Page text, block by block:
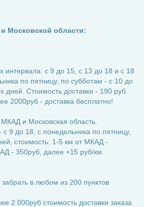
Московской области:
интервала: с 9 до 15, с 13 до 18 и с 18
по пятницу, по субботам - с 10 до
дней. Стоимость доставки - 190 руб.
2000руб - доставка бесплатно!
и Московская область.
9 до 18, с понедельника по пятницу,
стоимость: 1-5 км от МКАД -
- 350руб, далее +15 руб/км.
в любом из 200 пунктов
2 000руб стоимость доставки заказа